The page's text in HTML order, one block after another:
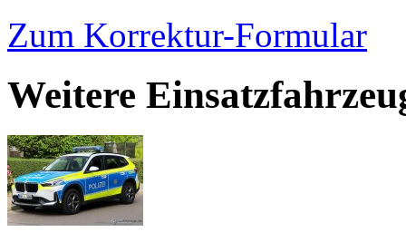
Zum Korrektur-Formular
Weitere